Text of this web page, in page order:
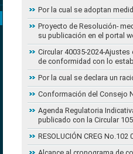
Por la cual se adoptan
Proyecto de Resolución-
su publicación en el portal
Circular 40035-2024-
de conformidad con lo
Por la cual se declara un
Conformación del Consejo
Agenda Regulatoria
publicado con la Circular
RESOLUCIÓN CREG